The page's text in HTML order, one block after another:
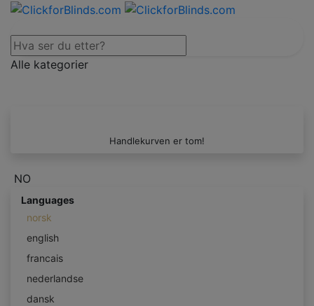
Alle kategorier
Handlekurven er tom!
NO
Languages
norsk
english
francais
nederlandse
dansk